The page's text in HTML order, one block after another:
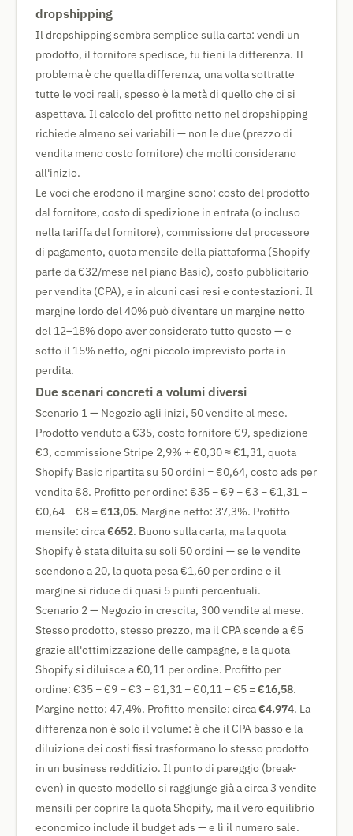
dropshipping
Il dropshipping sembra semplice sulla carta: vendi un
prodotto, il fornitore spedisce, tu tieni la differenza. Il
problema è che quella differenza, una volta sottratte
tutte le voci reali, spesso è la metà di quello che ci si
aspettava. Il calcolo del profitto netto nel dropshipping
richiede almeno sei variabili — non le due (prezzo di
vendita meno costo fornitore) che molti considerano
all'inizio.
Le voci che erodono il margine sono: costo del prodotto
dal fornitore, costo di spedizione in entrata (o incluso
nella tariffa del fornitore), commissione del processore
di pagamento, quota mensile della piattaforma (Shopify
parte da €32/mese nel piano Basic), costo pubblicitario
per vendita (CPA), e in alcuni casi resi e contestazioni. Il
margine lordo del 40% può diventare un margine netto
del 12–18% dopo aver considerato tutto questo — e
sotto il 15% netto, ogni piccolo imprevisto porta in
perdita.
Due scenari concreti a volumi diversi
Scenario 1 — Negozio agli inizi, 50 vendite al mese.
Prodotto venduto a €35, costo fornitore €9, spedizione
€3, commissione Stripe 2,9% + €0,30 ≈ €1,31, quota
Shopify Basic ripartita su 50 ordini = €0,64, costo ads per
vendita €8. Profitto per ordine: €35 − €9 − €3 − €1,31 −
€0,64 − €8 =€13,05. Margine netto: 37,3%. Profitto
mensile: circa€652. Buono sulla carta, ma la quota
Shopify è stata diluita su soli 50 ordini — se le vendite
scendono a 20, la quota pesa €1,60 per ordine e il
margine si riduce di quasi 5 punti percentuali.
Scenario 2 — Negozio in crescita, 300 vendite al mese.
Stesso prodotto, stesso prezzo, ma il CPA scende a €5
grazie all'ottimizzazione delle campagne, e la quota
Shopify si diluisce a €0,11 per ordine. Profitto per
ordine: €35 − €9 − €3 − €1,31 − €0,11 − €5 =€16,58.
Margine netto: 47,4%. Profitto mensile: circa€4.974. La
differenza non è solo il volume: è che il CPA basso e la
diluizione dei costi fissi trasformano lo stesso prodotto
in un business redditizio. Il punto di pareggio (break-
even) in questo modello si raggiunge già a circa 3 vendite
mensili per coprire la quota Shopify, ma il vero equilibrio
economico include il budget ads — e lì il numero sale.